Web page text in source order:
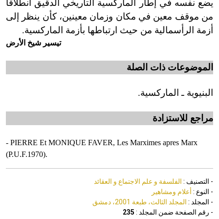
يضع نفسه في إطار الماركسية التاريخي الدقيق انطلاقاً
من موقف معين في مكان وزمان معينين، كأن ينظر إلى
أزمة الرأسمالية من حيث ارتباطها بأزمة الماركسية.
تيسير شيخ الأرض
الموضوعات ذات الصلة
البنيوية ـ الماركسية.
مراجع للاستزادة
- PIERRE Et MONIQUE FAVER, Les Marximes apres Marx
(P.U.F.1970).
- التصنيف : الفلسفة و علم الاجتماع و العقائد
- النوع : أعلام ومشاهير
- المجلد : المجلد الثالث، طبعة 2001، دمشق
- رقم الصفحة ضمن المجلد : 235